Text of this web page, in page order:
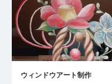
ウィンドウアート制作